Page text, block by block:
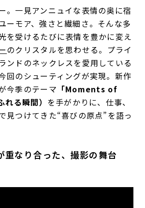
。一見アンニュイな表情の奥に宿
ーモア、強さと繊細さ。そんな多
を受けるたびに表情を豊かに変え
のクリスタルを思わせる。プライ
ンドのネックレスを愛用している
回のシューティングが実現。新作
今季のテーマ 「Moments of
る瞬間） を手がかりに、仕事、
見つけてきた“喜びの原点”を語っ
重なり合った、撮影の舞台